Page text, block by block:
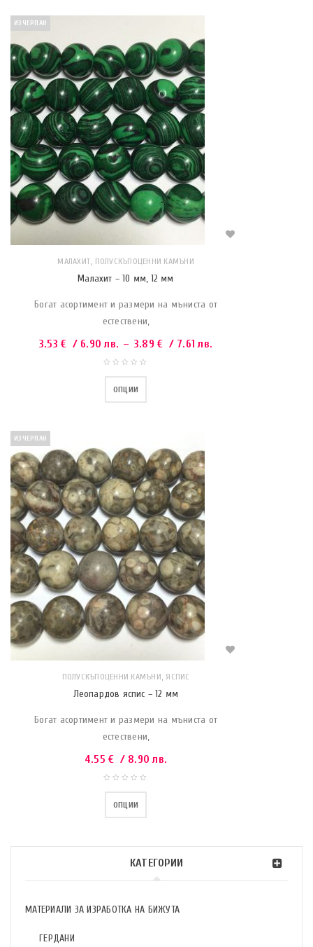
КАТЕГОРИИ
МАТЕРИАЛИ ЗА ИЗРАБОТКА НА БИЖУТА
ГЕРДАНИ
ИЗЧЕРПАН
МАЛАХИТ, ПОЛУСКЪПОЦЕННИ КАМЪНИ
Малахит – 10 мм, 12 мм
Богат асортимент и размери на мъниста от
естествени,
3.53€ / 6.90 лв. – 3.89€ / 7.61 лв.
ОПЦИИ
ИЗЧЕРПАН
ПОЛУСКЪПОЦЕННИ КАМЪНИ,ЯСПИС
Леопардов яспис – 12 мм
Богат асортимент и размери на мъниста от
естествени,
4.55€ / 8.90 лв.
ОПЦИИ